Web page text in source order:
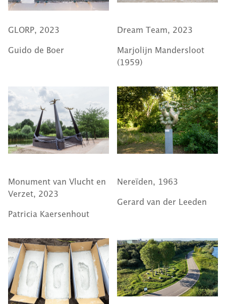
GLORP, 2023
Guido de Boer
Dream Team, 2023
Marjolijn Mandersloot
(1959)
Monument van Vlucht en
Verzet, 2023
Patricia Kaersenhout
Nereïden, 1963
Gerard van der Leeden